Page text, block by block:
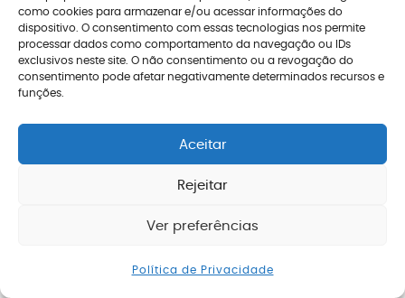
como cookies para armazenar e/ou acessar informações do
dispositivo. O consentimento com essas tecnologias nos permite
processar dados como comportamento da navegação ou IDs
exclusivos neste site. O não consentimento ou a revogação do
consentimento pode afetar negativamente determinados recursos e
funções.
Aceitar
Rejeitar
Ver preferências
Política de Privacidade
Sentença trabalhista pode
aumentar a aposentadoria?